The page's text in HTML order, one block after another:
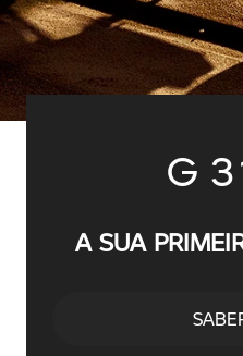
G
A SUA